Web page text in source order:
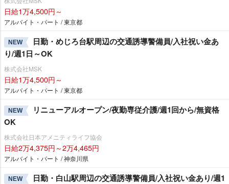
日給1万4,500円～
アルバイト・パート / 東京都
NEW
日勤・めじろ台駅周辺の交通誘導警備員/入社祝い金あ
り/週1日～OK
株式会社MSK
日給1万4,500円～
アルバイト・パート / 東京都
NEW
リニューアルオープン/夜勤専従介護/週1回から/無資格
OK
株式会社日本アメニティライフ協会
日給2万4,375円～2万4,465円
アルバイト・パート / 神奈川県
NEW
日勤・白山駅周辺の交通誘導警備員/入社祝い金あり/週1